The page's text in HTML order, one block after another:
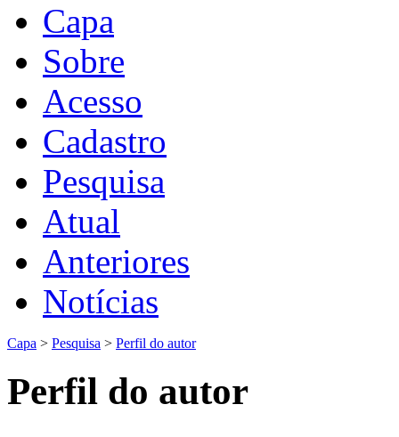
Capa
Sobre
Acesso
Cadastro
Pesquisa
Atual
Anteriores
Notícias
Capa > Pesquisa > Perfil do autor
Perfil do autor